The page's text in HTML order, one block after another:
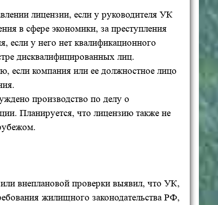
лицензии, если у руководителя УК
в сфере экономики, за преступления
если у него нет квалификационного
дисквалифицированных лиц.
если компания или ее должностное лицо
производство по делу о
Планируется, что лицензию также не
внеплановой проверки выявил, что УК,
жилищного законодательства РФ,